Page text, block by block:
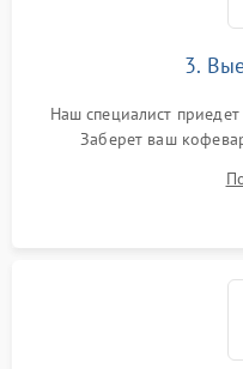
3.
Наш специалист
Заберет ваш